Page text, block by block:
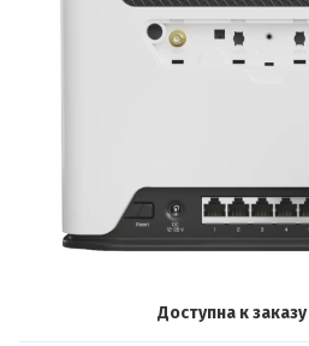
Доступна к заказу